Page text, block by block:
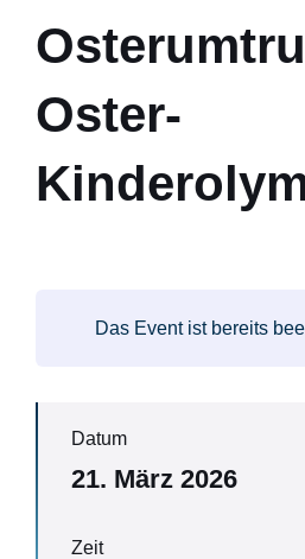
Oster-
Das Event ist bereits
Datum
21. März 2026
Zeit